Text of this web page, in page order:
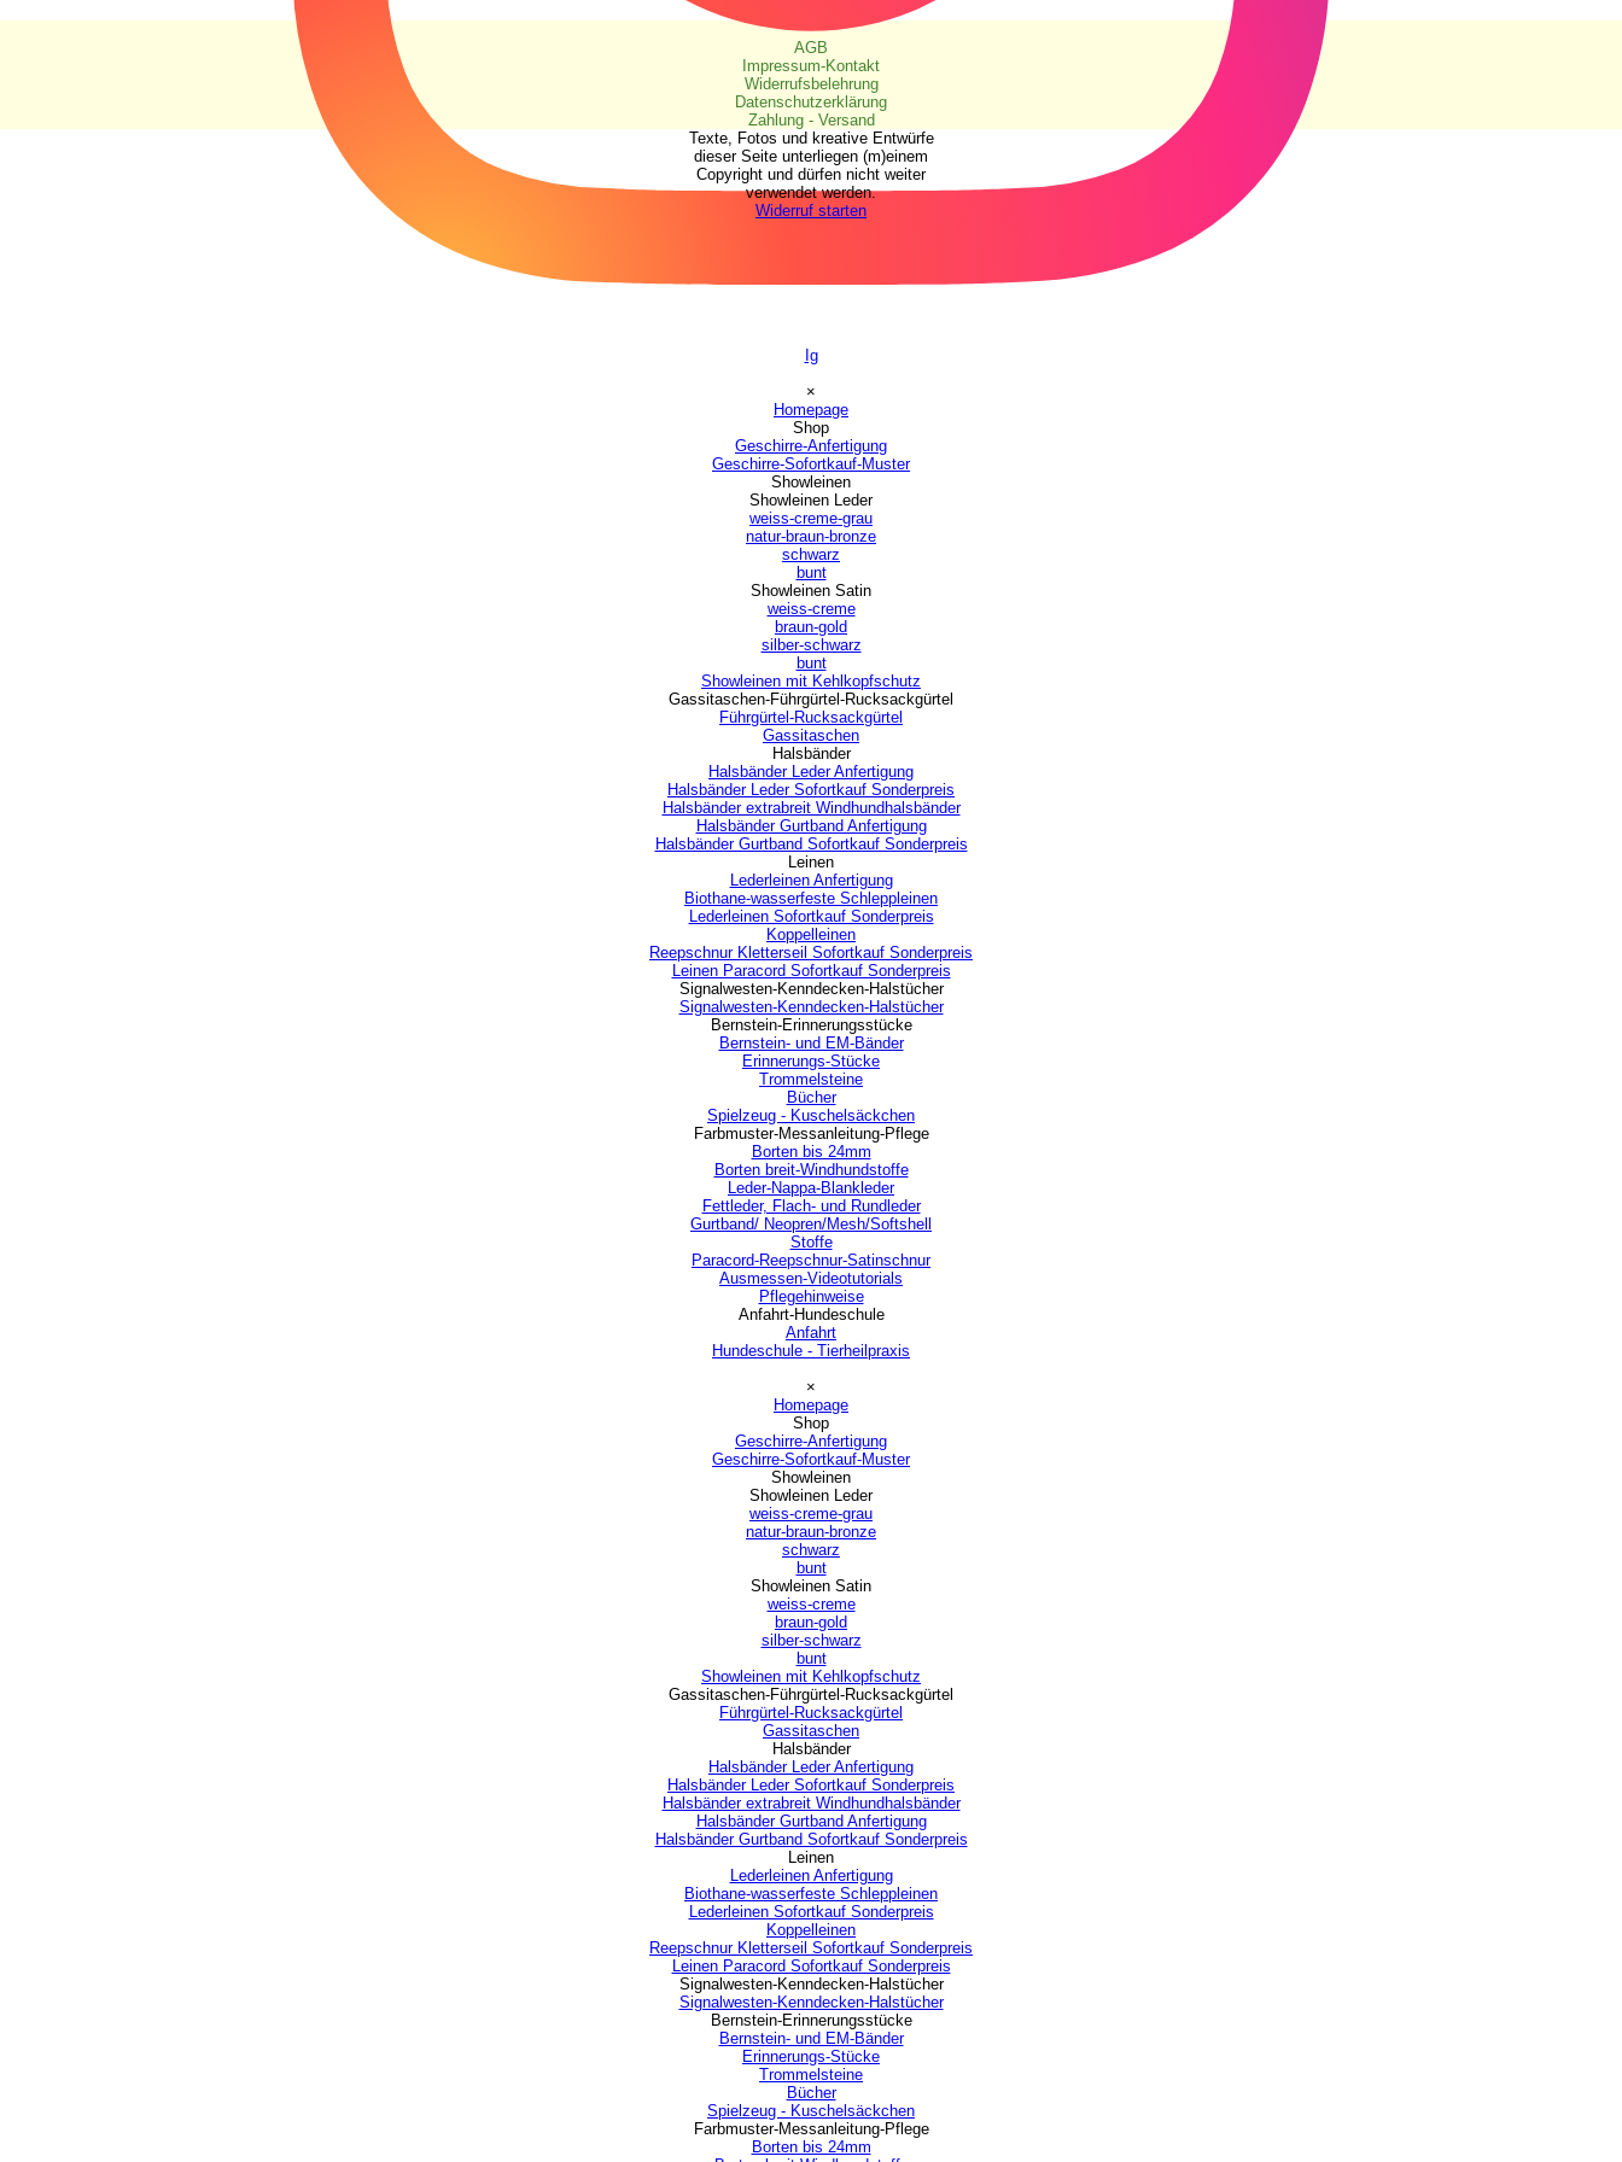
Ig
×
Homepage
Shop
Geschirre-Anfertigung
Geschirre-Sofortkauf-Muster
Showleinen
Showleinen Leder▼
weiss-creme-grau
natur-braun-bronze
schwarz
bunt
Showleinen Satin
weiss-creme
braun-gold
silber-schwarz
bunt
Showleinen mit Kehlkopfschutz
Gassitaschen-Führgürtel-Rucksackgürtel
Führgürtel-Rucksackgürtel
Gassitaschen
Halsbänder▼
Halsbänder Leder Anfertigung
Halsbänder Leder Sofortkauf Sonderpreis
Halsbänder extrabreit Windhundhalsbänder
Halsbänder Gurtband Anfertigung
Halsbänder Gurtband Sofortkauf Sonderpreis
Leinen
Lederleinen Anfertigung
Biothane-wasserfeste Schleppleinen
Lederleinen Sofortkauf Sonderpreis
Koppelleinen
Reepschnur Kletterseil Sofortkauf Sonderpreis
Leinen Paracord Sofortkauf Sonderpreis
Signalwesten-Kenndecken-Halstücher▼
Signalwesten-Kenndecken-Halstücher
Bernstein-Erinnerungsstücke▼
Bernstein- und EM-Bänder
Erinnerungs-Stücke
Trommelsteine
Bücher
Spielzeug - Kuschelsäckchen
Farbmuster-Messanleitung-Pflege▼
Borten bis 24mm
Borten breit-Windhundstoffe
Leder-Nappa-Blankleder
Fettleder, Flach- und Rundleder
Gurtband/ Neopren/Mesh/Softshell
Stoffe
Paracord-Reepschnur-Satinschnur
Ausmessen-Videotutorials
Pflegehinweise
Anfahrt-Hundeschule▼
Anfahrt
Hundeschule - Tierheilpraxis
×
Homepage
Shop
Geschirre-Anfertigung
Geschirre-Sofortkauf-Muster
Showleinen
Showleinen Leder▼
weiss-creme-grau
natur-braun-bronze
schwarz
bunt
Showleinen Satin
weiss-creme
braun-gold
silber-schwarz
bunt
Showleinen mit Kehlkopfschutz
Gassitaschen-Führgürtel-Rucksackgürtel
Führgürtel-Rucksackgürtel
Gassitaschen
Halsbänder▼
Halsbänder Leder Anfertigung
Halsbänder Leder Sofortkauf Sonderpreis
Halsbänder extrabreit Windhundhalsbänder
Halsbänder Gurtband Anfertigung
Halsbänder Gurtband Sofortkauf Sonderpreis
Leinen
Lederleinen Anfertigung
Biothane-wasserfeste Schleppleinen
Lederleinen Sofortkauf Sonderpreis
Koppelleinen
Reepschnur Kletterseil Sofortkauf Sonderpreis
Leinen Paracord Sofortkauf Sonderpreis
Signalwesten-Kenndecken-Halstücher▼
Signalwesten-Kenndecken-Halstücher
Bernstein-Erinnerungsstücke▼
Bernstein- und EM-Bänder
Erinnerungs-Stücke
Trommelsteine
Bücher
Spielzeug - Kuschelsäckchen
Farbmuster-Messanleitung-Pflege▼
Borten bis 24mm
AGB
Impressum-Kontakt
Widerrufsbelehrung
Datenschutzerklärung
Zahlung - Versand
Texte, Fotos und kreative Entwürfe
dieser Seite unterliegen (m)einem
Copyright und dürfen nicht weiter
verwendet werden.
Widerruf starten